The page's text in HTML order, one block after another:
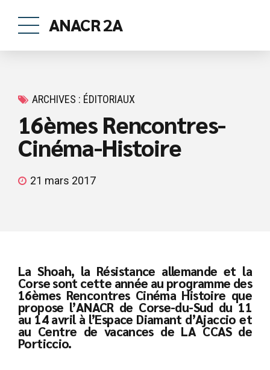
ANACR 2A
ARCHIVES : ÉDITORIAUX
16èmes Rencontres-
Cinéma-Histoire
21 mars 2017
La Shoah, la Résistance allemande et la
Corse sont cette année au programme des
16èmes Rencontres Cinéma Histoire que
propose l’ANACR de Corse-du-Sud du 11
au 14 avril à l’Espace Diamant d’Ajaccio et
au Centre de vacances de LA CCAS de
Porticcio.